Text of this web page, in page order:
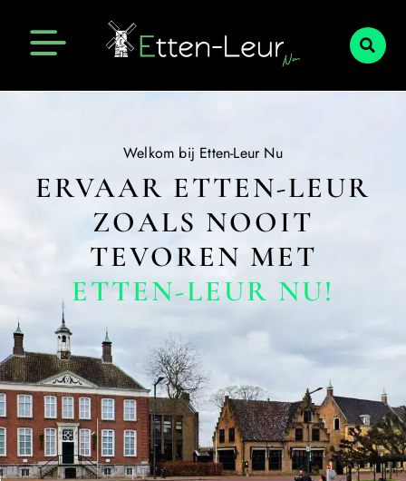
Welkom bij Etten-Leur Nu
ERVAAR ETTEN-LEUR
ZOALS NOOIT
TEVOREN MET
ETTEN-LEUR NU!